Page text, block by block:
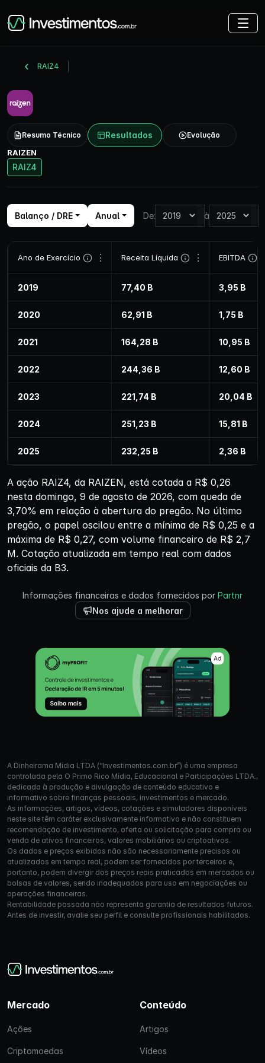
RAIZ4
Resumo Técnico Resultados Evolução
RAIZEN
RAIZ4
Balanço / DRE Anual De: à
Ano de Exercício ⋮ Receita Líquida ⋮ EBITDA
2019 77,40 B 3,95 B
2020 62,91 B 1,75 B
2021 164,28 B 10,95 B
2022 244,36 B 12,60 B
2023 221,74 B 20,04 B
2024 251,23 B 15,81 B
2025 232,25 B 2,36 B
A ação RAIZ4, da RAIZEN, está cotada a R$ 0,26
nesta domingo, 9 de agosto de 2026, com queda de
3,70% em relação à abertura do pregão. No último
pregão, o papel oscilou entre a mínima de R$ 0,25 e a
máxima de R$ 0,27, com volume financeiro de R$ 2,7
M. Cotação atualizada em tempo real com dados
oficiais da B3.
Informações financeiras e dados fornecidos por Partnr
Nos ajude a melhorar
A Dinheirama Mídia LTDA (“Investimentos.com.br”) é uma empresa
controlada pela O Primo Rico Mídia, Educacional e Participações LTDA.,
dedicada à produção e divulgação de conteúdo educativo e
informativo sobre finanças pessoais, investimentos e mercado.
As informações, artigos, vídeos, cotações e simuladores disponíveis
neste site têm caráter exclusivamente informativo e não constituem
recomendação de investimento, oferta ou solicitação para compra ou
venda de ativos financeiros, valores mobiliários ou criptoativos.
Os dados e preços exibidos não são necessariamente precisos ou
atualizados em tempo real, podem ser fornecidos por terceiros e,
portanto, podem divergir dos preços reais praticados em mercados ou
bolsas de valores, sendo inadequados para uso em negociações ou
operações financeiras.
Rentabilidade passada não representa garantia de resultados futuros.
Antes de investir, avalie seu perfil e consulte profissionais habilitados.
Mercado
Ações
Criptomoedas
Conteúdo
Artigos
Vídeos